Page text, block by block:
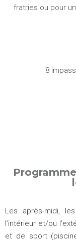
fratries ou pour
8
Les après-midi,
l’intérieur et/ou
et de sport